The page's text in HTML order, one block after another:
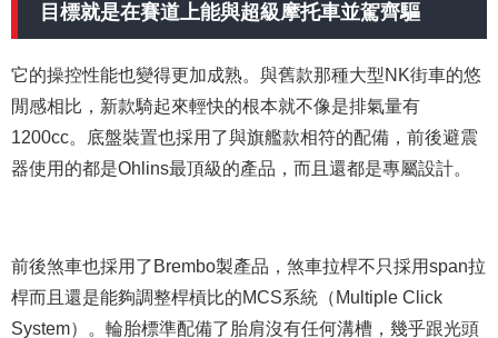
目標就是在賽道上能與超級摩托車並駕齊驅
它的操控性能也變得更加成熟。與舊款那種大型NK街車的悠
閒感相比，新款騎起來輕快的根本就不像是排氣量有
1200cc。底盤裝置也採用了與旗艦款相符的配備，前後避震
器使用的都是Ohlins最頂級的產品，而且還都是專屬設計。
前後煞車也採用了Brembo製產品，煞車拉桿不只採用span拉
桿而且還是能夠調整桿槓比的MCS系統（Multiple Click
System）。輪胎標準配備了胎肩沒有任何溝槽，幾乎跟光頭